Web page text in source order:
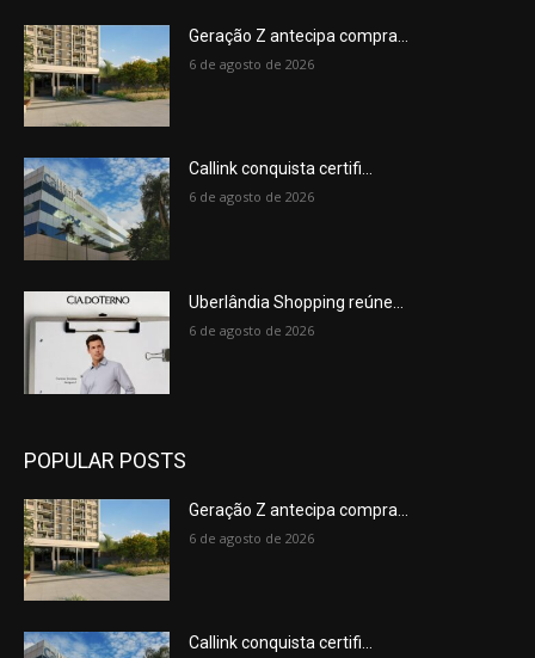
Geração Z antecipa compra...
6 de agosto de 2026
Callink conquista certifi...
6 de agosto de 2026
Uberlândia Shopping reúne...
6 de agosto de 2026
POPULAR POSTS
Geração Z antecipa compra...
6 de agosto de 2026
Callink conquista certifi...